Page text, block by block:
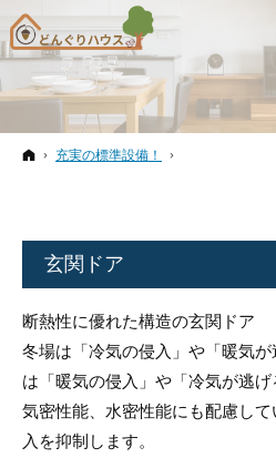
ホーム
充実の標準設備！
玄関ドア
断熱性に優れた構造の玄関ドア
冬場は「冷気の侵入」や「暖気
は「暖気の侵入」や「冷気が逃げ
気密性能、水密性能にも配慮し
入を抑制します。